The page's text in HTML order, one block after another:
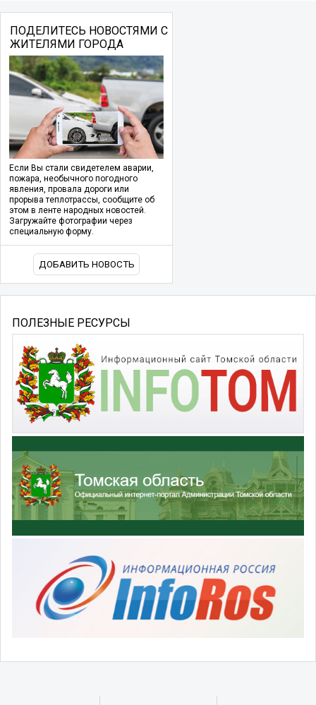
ПОДЕЛИТЕСЬ НОВОСТЯМИ С
ЖИТЕЛЯМИ ГОРОДА
Если Вы стали свидетелем аварии,
пожара, необычного погодного
явления, провала дороги или
прорыва теплотрассы, сообщите об
этом в ленте народных новостей.
Загружайте фотографии через
специальную форму.
ДОБАВИТЬ НОВОСТЬ
ПОЛЕЗНЫЕ РЕСУРСЫ